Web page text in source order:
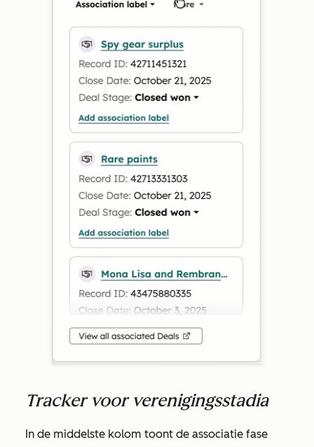
Tracker voor verenigingsstadia
In de middelste kolom toont de associatie fase